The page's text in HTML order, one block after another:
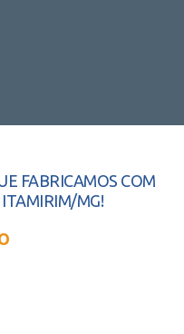
FABRICAMOS COM
MG!